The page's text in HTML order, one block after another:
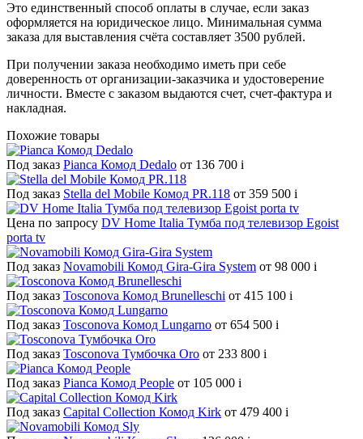
Это единственный способ оплаты в случае, если заказ
оформляется на юридическое лицо. Минимальная сумма
заказа для выставления счёта составляет 3500 рублей.
При получении заказа необходимо иметь при себе
доверенность от организации-заказчика и удостоверение
личности. Вместе с заказом выдаются счет, счет-фактура и
накладная.
Похожие товары
Под заказ Pianca Комод Dedalo от 136 700 i
Под заказ Stella del Mobile Комод PR.118 от 359 500 i
Цена по запросу DV Home Italia Тумба под телевизор Egoist
porta tv
Под заказ Novamobili Комод Gira-Gira System от 98 000 i
Под заказ Tosconova Комод Brunelleschi от 415 100 i
Под заказ Tosconova Комод Lungarno от 654 500 i
Под заказ Tosconova Тумбочка Oro от 233 800 i
Под заказ Pianca Комод People от 105 000 i
Под заказ Capital Collection Комод Kirk от 479 400 i